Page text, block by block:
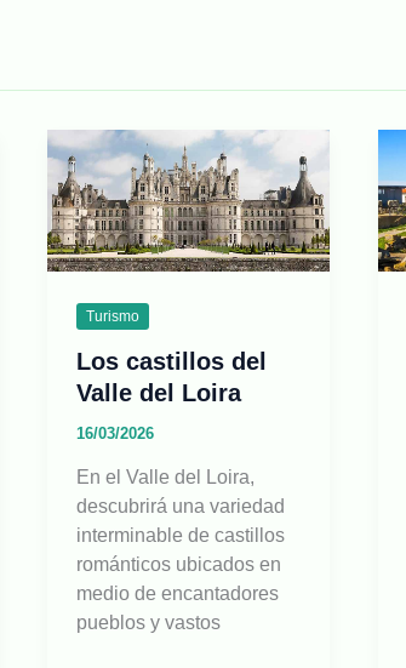
Turismo
Los castillos del
Valle del Loira
16/03/2026
En el Valle del Loira,
descubrirá una variedad
interminable de castillos
románticos ubicados en
medio de encantadores
pueblos y vastos